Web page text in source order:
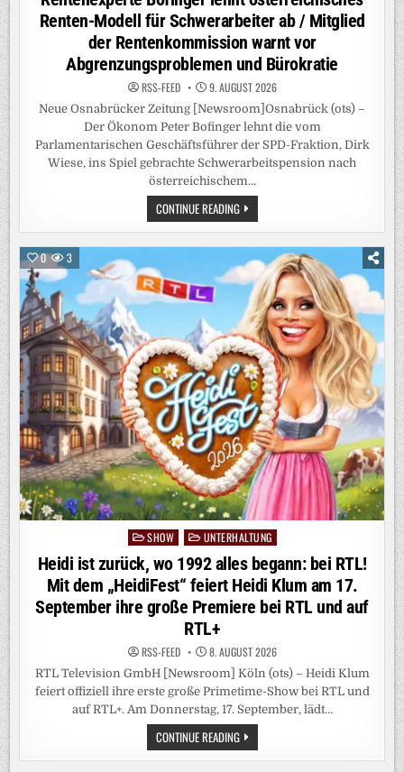
Renten-Modell für Schwerarbeiter ab / Mitglied
der Rentenkommission warnt vor
Abgrenzungsproblemen und Bürokratie
RSS-FEED 9. AUGUST 2026
Neue Osnabrücker Zeitung [Newsroom]Osnabrück (ots) –
Der Ökonom Peter Bofinger lehnt die vom
Parlamentarischen Geschäftsführer der SPD-Fraktion, Dirk
Wiese, ins Spiel gebrachte Schwerarbeitspension nach
österreichischem…
CONTINUE READINGRENTENEXPERTE
BOFINGER
LEHNT
ÖSTERREICHISCHES
RENTEN-
MODELL
FÜR
SCHWERARBEITER
AB
/
MITGLIED
DER
RENTENKOMMISSION
WARNT
VOR
ABGRENZUNGSPROBLEMEN
UND
BÜROKRATIE
0 3
Posted
in
SHOW UNTERHALTUNG
Heidi ist zurück, wo 1992 alles begann: bei RTL!
Mit dem „HeidiFest“ feiert Heidi Klum am 17.
September ihre große Premiere bei RTL und auf
RTL+
RSS-FEED 8. AUGUST 2026
RTL Television GmbH [Newsroom] Köln (ots) – Heidi Klum
feiert offiziell ihre erste große Primetime-Show bei RTL und
auf RTL+. Am Donnerstag, 17. September, lädt…
CONTINUE READINGHEIDI
IST
ZURÜCK,